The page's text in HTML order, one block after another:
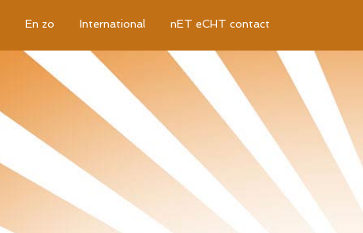
En zo International nET eCHT contact